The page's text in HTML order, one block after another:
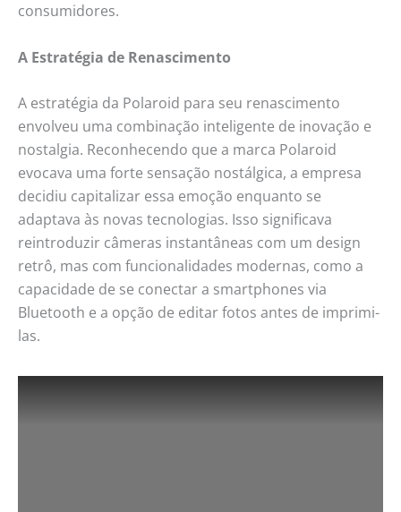
consumidores.
A Estratégia de Renascimento
A estratégia da Polaroid para seu renascimento
envolveu uma combinação inteligente de inovação e
nostalgia. Reconhecendo que a marca Polaroid
evocava uma forte sensação nostálgica, a empresa
decidiu capitalizar essa emoção enquanto se
adaptava às novas tecnologias. Isso significava
reintroduzir câmeras instantâneas com um design
retrô, mas com funcionalidades modernas, como a
capacidade de se conectar a smartphones via
Bluetooth e a opção de editar fotos antes de imprimi-
las.